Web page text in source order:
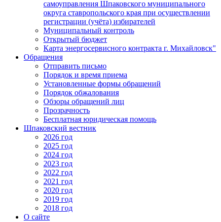
самоуправления Шпаковского муниципального
округа ставропольского края при осуществлении
регистрации (учёта) избирателей
Муниципальный контроль
Открытый бюджет
Карта энергосервисного контракта г. Михайловск"
Обращения
Отправить письмо
Порядок и время приема
Установленные формы обращений
Порядок обжалования
Обзоры обращений лиц
Прозрачность
Бесплатная юридическая помощь
Шпаковский вестник
2026 год
2025 год
2024 год
2023 год
2022 год
2021 год
2020 год
2019 год
2018 год
О сайте